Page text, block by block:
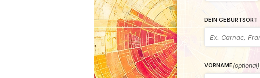
DEIN GEBURTSORT
VORNAME(optional)